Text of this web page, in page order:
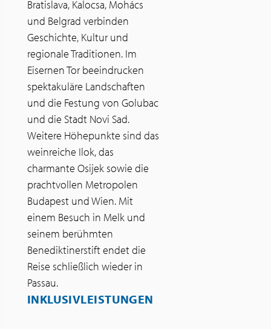
Bratislava, Kalocsa, Mohács
und Belgrad verbinden
Geschichte, Kultur und
regionale Traditionen. Im
Eisernen Tor beeindrucken
spektakuläre Landschaften
und die Festung von Golubac
und die Stadt Novi Sad.
Weitere Höhepunkte sind das
weinreiche Ilok, das
charmante Osijek sowie die
prachtvollen Metropolen
Budapest und Wien. Mit
einem Besuch in Melk und
seinem berühmten
Benediktinerstift endet die
Reise schließlich wieder in
Passau.
INKLUSIVLEISTUNGEN